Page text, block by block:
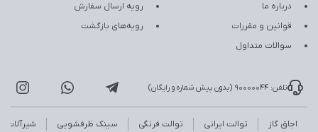
درباره ما
قوانین و مقررات
سوالات متداول
رویه ارسال سفارش
رویه‌های بازگشت
تلفن: 90000044 (بدون پیش شماره و رایگان)
اجاق گاز توالت ایرانی توالت فرنگی سینک ظرفشویی شیرآلات